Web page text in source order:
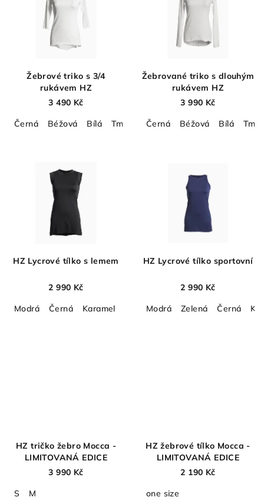
Žebrové triko s 3/4
rukávem HZ
3 490 Kč
Černá
Béžová Bílá Tmavě šedá Mocca
Žebrované triko s dlouhým
rukávem HZ
3 990 Kč
Černá
Béžová Bílá
HZ Lycrové tílko s lemem
2 990 Kč
Modrá
Černá Karamel Čokoládově hnědá Půlnoční
HZ Lycrové tílko sportovní
2 990 Kč
Modrá
Zelená Černá
HZ tričko žebro Mocca -
LIMITOVANÁ EDICE
3 990 Kč
S
M
HZ žebrové tílko Mocca -
LIMITOVANÁ EDICE
2 190 Kč
one size